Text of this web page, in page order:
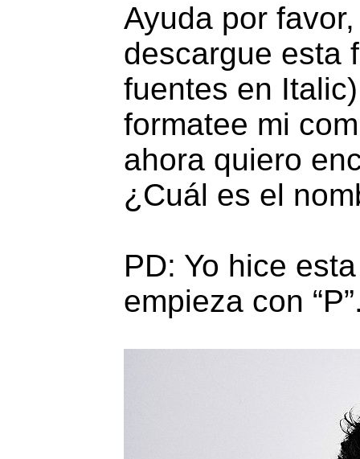
Ayuda por
descargue esta
fuentes en
formatee mi
ahora quiero
¿Cuál es el
PD: Yo hice
empieza con